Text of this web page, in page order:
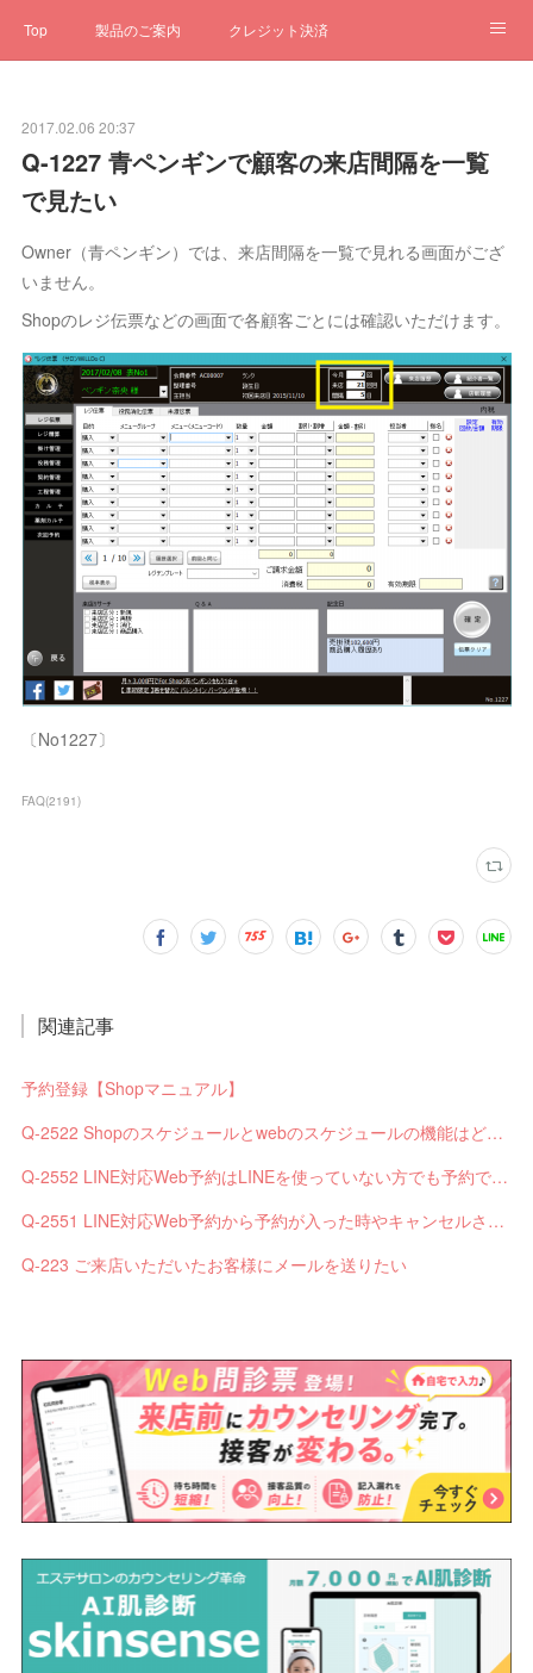
Top 製品のご案内 クレジット決済
お問合せ
2017.02.06 20:37
Q-1227 青ペンギンで顧客の来店間隔を一覧
で見たい
Owner（青ペンギン）では、来店間隔を一覧で見れる画面がござ
いません。
Shopのレジ伝票などの画面で各顧客ごとには確認いただけます。
〔No1227〕
FAQ(2191)
関連記事
予約登録【Shopマニュアル】
Q-2522 Shopのスケジュールとwebのスケジュールの機能はどう違いますか？
Q-2552 LINE対応Web予約はLINEを使っていない方でも予約できますか？
Q-2551 LINE対応Web予約から予約が入った時やキャンセルされた時、サロンやお客様へは通知されますか？
Q-223 ご来店いただいたお客様にメールを送りたい